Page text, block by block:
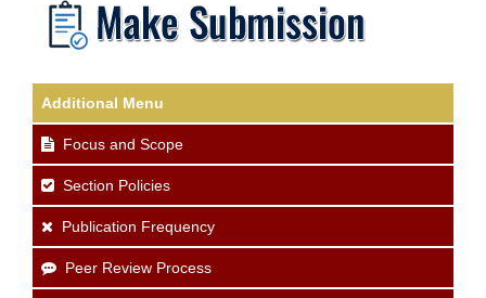
Additional Menu
Focus and Scope
Section Policies
Publication Frequency
Peer Review Process